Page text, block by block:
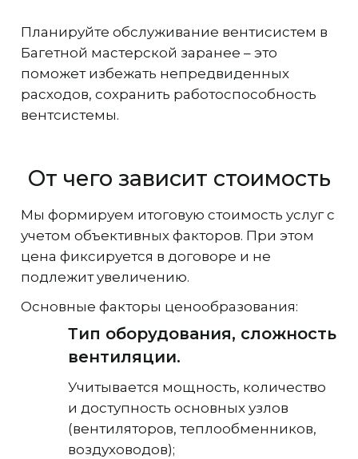
Планируйте обслуживание вентисистем в
Багетной мастерской заранее – это
поможет избежать непредвиденных
расходов, сохранить работоспособность
вентсистемы.
От чего зависит стоимость
Мы формируем итоговую стоимость услуг с
учетом объективных факторов. При этом
цена фиксируется в договоре и не
подлежит увеличению.
Основные факторы ценообразования:
Тип оборудования, сложность
вентиляции.
Учитывается мощность, количество
и доступность основных узлов
(вентиляторов, теплообменников,
воздуховодов);